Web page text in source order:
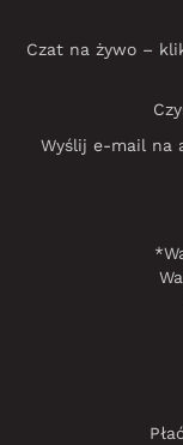
Czat na żywo –
Wyślij e-mail na